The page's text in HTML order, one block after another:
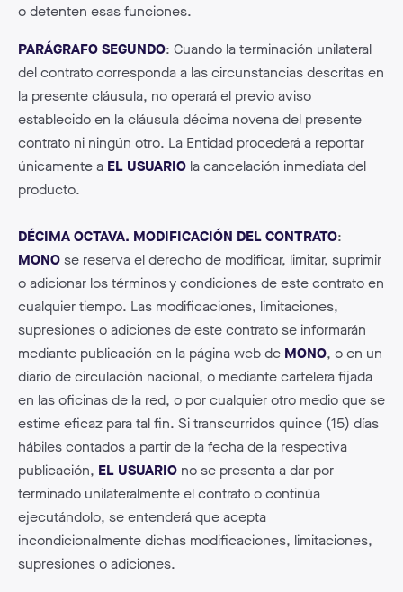
o detenten esas funciones.
PARÁGRAFO SEGUNDO: Cuando la terminación unilateral
del contrato corresponda a las circunstancias descritas en
la presente cláusula, no operará el previo aviso
establecido en la cláusula décima novena del presente
contrato ni ningún otro. La Entidad procederá a reportar
únicamente a EL USUARIO la cancelación inmediata del
producto.
DÉCIMA OCTAVA. MODIFICACIÓN DEL CONTRATO:
MONOse reserva el derecho de modificar, limitar, suprimir
o adicionar los términos y condiciones de este contrato en
cualquier tiempo. Las modificaciones, limitaciones,
supresiones o adiciones de este contrato se informarán
mediante publicación en la página web de MONO, o en un
diario de circulación nacional, o mediante cartelera fijada
en las oficinas de la red, o por cualquier otro medio que se
estime eficaz para tal fin. Si transcurridos quince (15) días
hábiles contados a partir de la fecha de la respectiva
publicación, EL USUARIO no se presenta a dar por
terminado unilateralmente el contrato o continúa
ejecutándolo, se entenderá que acepta
incondicionalmente dichas modificaciones, limitaciones,
supresiones o adiciones.